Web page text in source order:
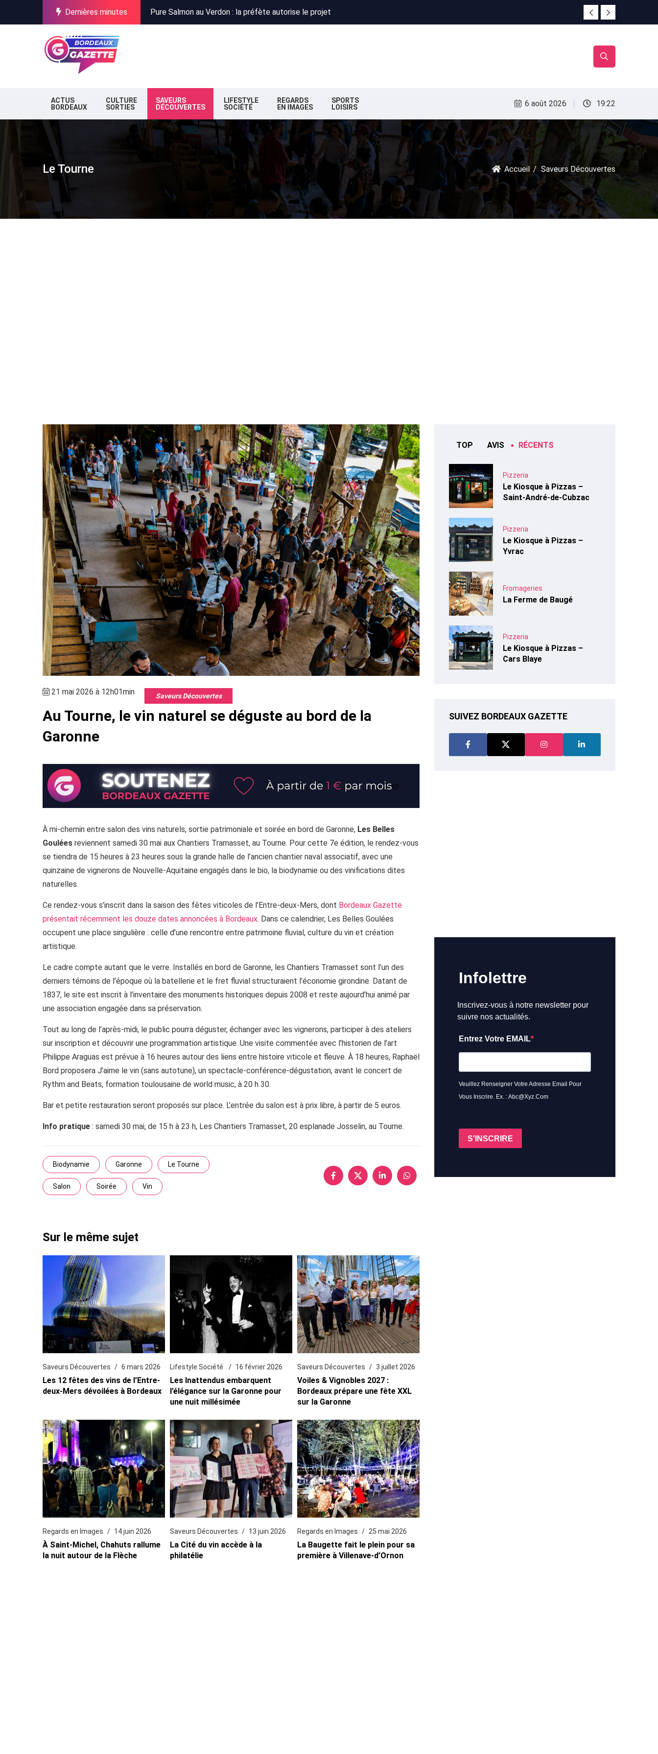
Dernières minutes
Incendies en Gironde : Obispo, Zazie et Renaud réunis pour un concert caritatif à Floirac
Stationnement à Bordeaux : la nouvelle majorité change de cap
ACTUS
BORDEAUX
CULTURE
SORTIES
SAVEURS
DÉCOUVERTES
LIFESTYLE
SOCIÉTÉ
REGARDS
EN IMAGES
SPORTS
LOISIRS
6 août 2026 19:22
Le Tourne Accueil Saveurs Découvertes
21 mai 2026 à 12h01min Saveurs Découvertes
Au Tourne, le vin naturel se déguste au bord de la
Garonne
À mi-chemin entre salon des vins naturels, sortie patrimoniale et soirée en bord de Garonne, Les Belles
Goulées reviennent samedi 30 mai aux Chantiers Tramasset, au Tourne. Pour cette 7e édition, le rendez-vous
se tiendra de 15 heures à 23 heures sous la grande halle de l’ancien chantier naval associatif, avec une
quinzaine de vignerons de Nouvelle-Aquitaine engagés dans le bio, la biodynamie ou des vinifications dites
naturelles.
Ce rendez-vous s’inscrit dans la saison des fêtes viticoles de l’Entre-deux-Mers, dont Bordeaux Gazette
présentait récemment les douze dates annoncées à Bordeaux. Dans ce calendrier, Les Belles Goulées
occupent une place singulière : celle d’une rencontre entre patrimoine fluvial, culture du vin et création
artistique.
Le cadre compte autant que le verre. Installés en bord de Garonne, les Chantiers Tramasset sont l’un des
derniers témoins de l’époque où la batellerie et le fret fluvial structuraient l’économie girondine. Datant de
1837, le site est inscrit à l’inventaire des monuments historiques depuis 2008 et reste aujourd’hui animé par
une association engagée dans sa préservation.
Tout au long de l’après-midi, le public pourra déguster, échanger avec les vignerons, participer à des ateliers
sur inscription et découvrir une programmation artistique. Une visite commentée avec l’historien de l’art
Philippe Araguas est prévue à 16 heures autour des liens entre histoire viticole et fleuve. À 18 heures, Raphaël
Bord proposera J’aime le vin (sans autotune), un spectacle-conférence-dégustation, avant le concert de
Rythm and Beats, formation toulousaine de world music, à 20 h 30.
Bar et petite restauration seront proposés sur place. L’entrée du salon est à prix libre, à partir de 5 euros.
Info pratique : samedi 30 mai, de 15 h à 23 h, Les Chantiers Tramasset, 20 esplanade Josselin, au Tourne.
Biodynamie Garonne Le Tourne
Salon Soirée Vin
Sur le même sujet
Saveurs Découvertes 6 mars 2026
Les 12 fêtes des vins de l’Entre-
deux-Mers dévoilées à Bordeaux
Lifestyle Société 16 février 2026
Les Inattendus embarquent
l’élégance sur la Garonne pour
une nuit millésimée
Saveurs Découvertes 3 juillet 2026
Voiles & Vignobles 2027 :
Bordeaux prépare une fête XXL
sur la Garonne
Regards en Images 14 juin 2026
À Saint-Michel, Chahuts rallume
la nuit autour de la Flèche
Saveurs Découvertes 13 juin 2026
La Cité du vin accède à la
philatélie
Regards en Images 25 mai 2026
La Baugette fait le plein pour sa
première à Villenave-d’Ornon
TOP AVIS RÉCENTS
Pizzeria
Le Kiosque à Pizzas –
Saint-André-de-Cubzac
Pizzeria
Le Kiosque à Pizzas –
Yvrac
Fromageries
La Ferme de Baugé
Pizzeria
Le Kiosque à Pizzas –
Cars Blaye
SUIVEZ BORDEAUX GAZETTE
Infolettre
Inscrivez-vous à notre newsletter pour
suivre nos actualités.
Entrez Votre EMAIL
Veuillez Renseigner Votre Adresse Email Pour
Vous Inscrire. Ex. : Abc@xyz.com
S'INSCRIRE